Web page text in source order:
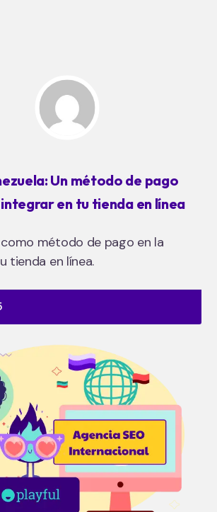
Un método de pago
en tu tienda en línea
método de pago en la
tienda en línea.